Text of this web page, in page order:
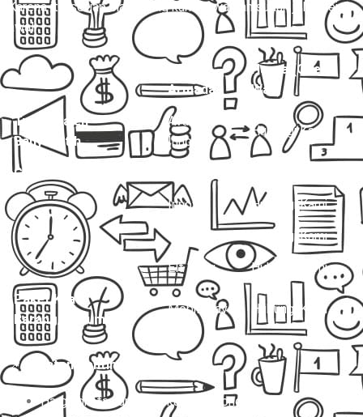
Karena itu, setiap biaya yang kami tawarkan sudah jelas sejak
awal.
Layanan
Jenis
Armada
Harga (One
Way)
Travel Kajen –
Banyuputih
Avanza /
Innova
Hubungi Kami
Charter Mobil Drop Off
Innova Hubungi Kami
Hiace Hubungi Kami
Elf Long Hubungi Kami
Paket Kilat
Barang/Dokumen
Mobil Travel Hubungi Kami
📌 Catatan Penting:
Harga di atas untuk sekali jalan (one way).